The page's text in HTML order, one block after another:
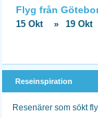
Flyg från
15 Okt » 19 Okt
Reseinspiration
Resenärer som sökt